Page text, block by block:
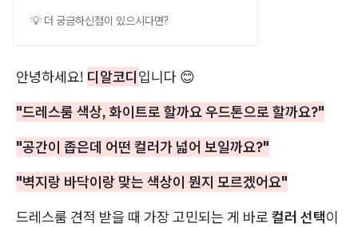
💡 더 궁금하신점이 있으시다면?
안녕하세요! 디알코디입니다 😊
"드레스룸 색상, 화이트로 할까요 우드톤으로 할까요?"
"공간이 좁은데 어떤 컬러가 넓어 보일까요?"
"벽지랑 바닥이랑 맞는 색상이 뭔지 모르겠어요"
드레스룸 견적 받을 때 가장 고민되는 게 바로 컬러 선택이